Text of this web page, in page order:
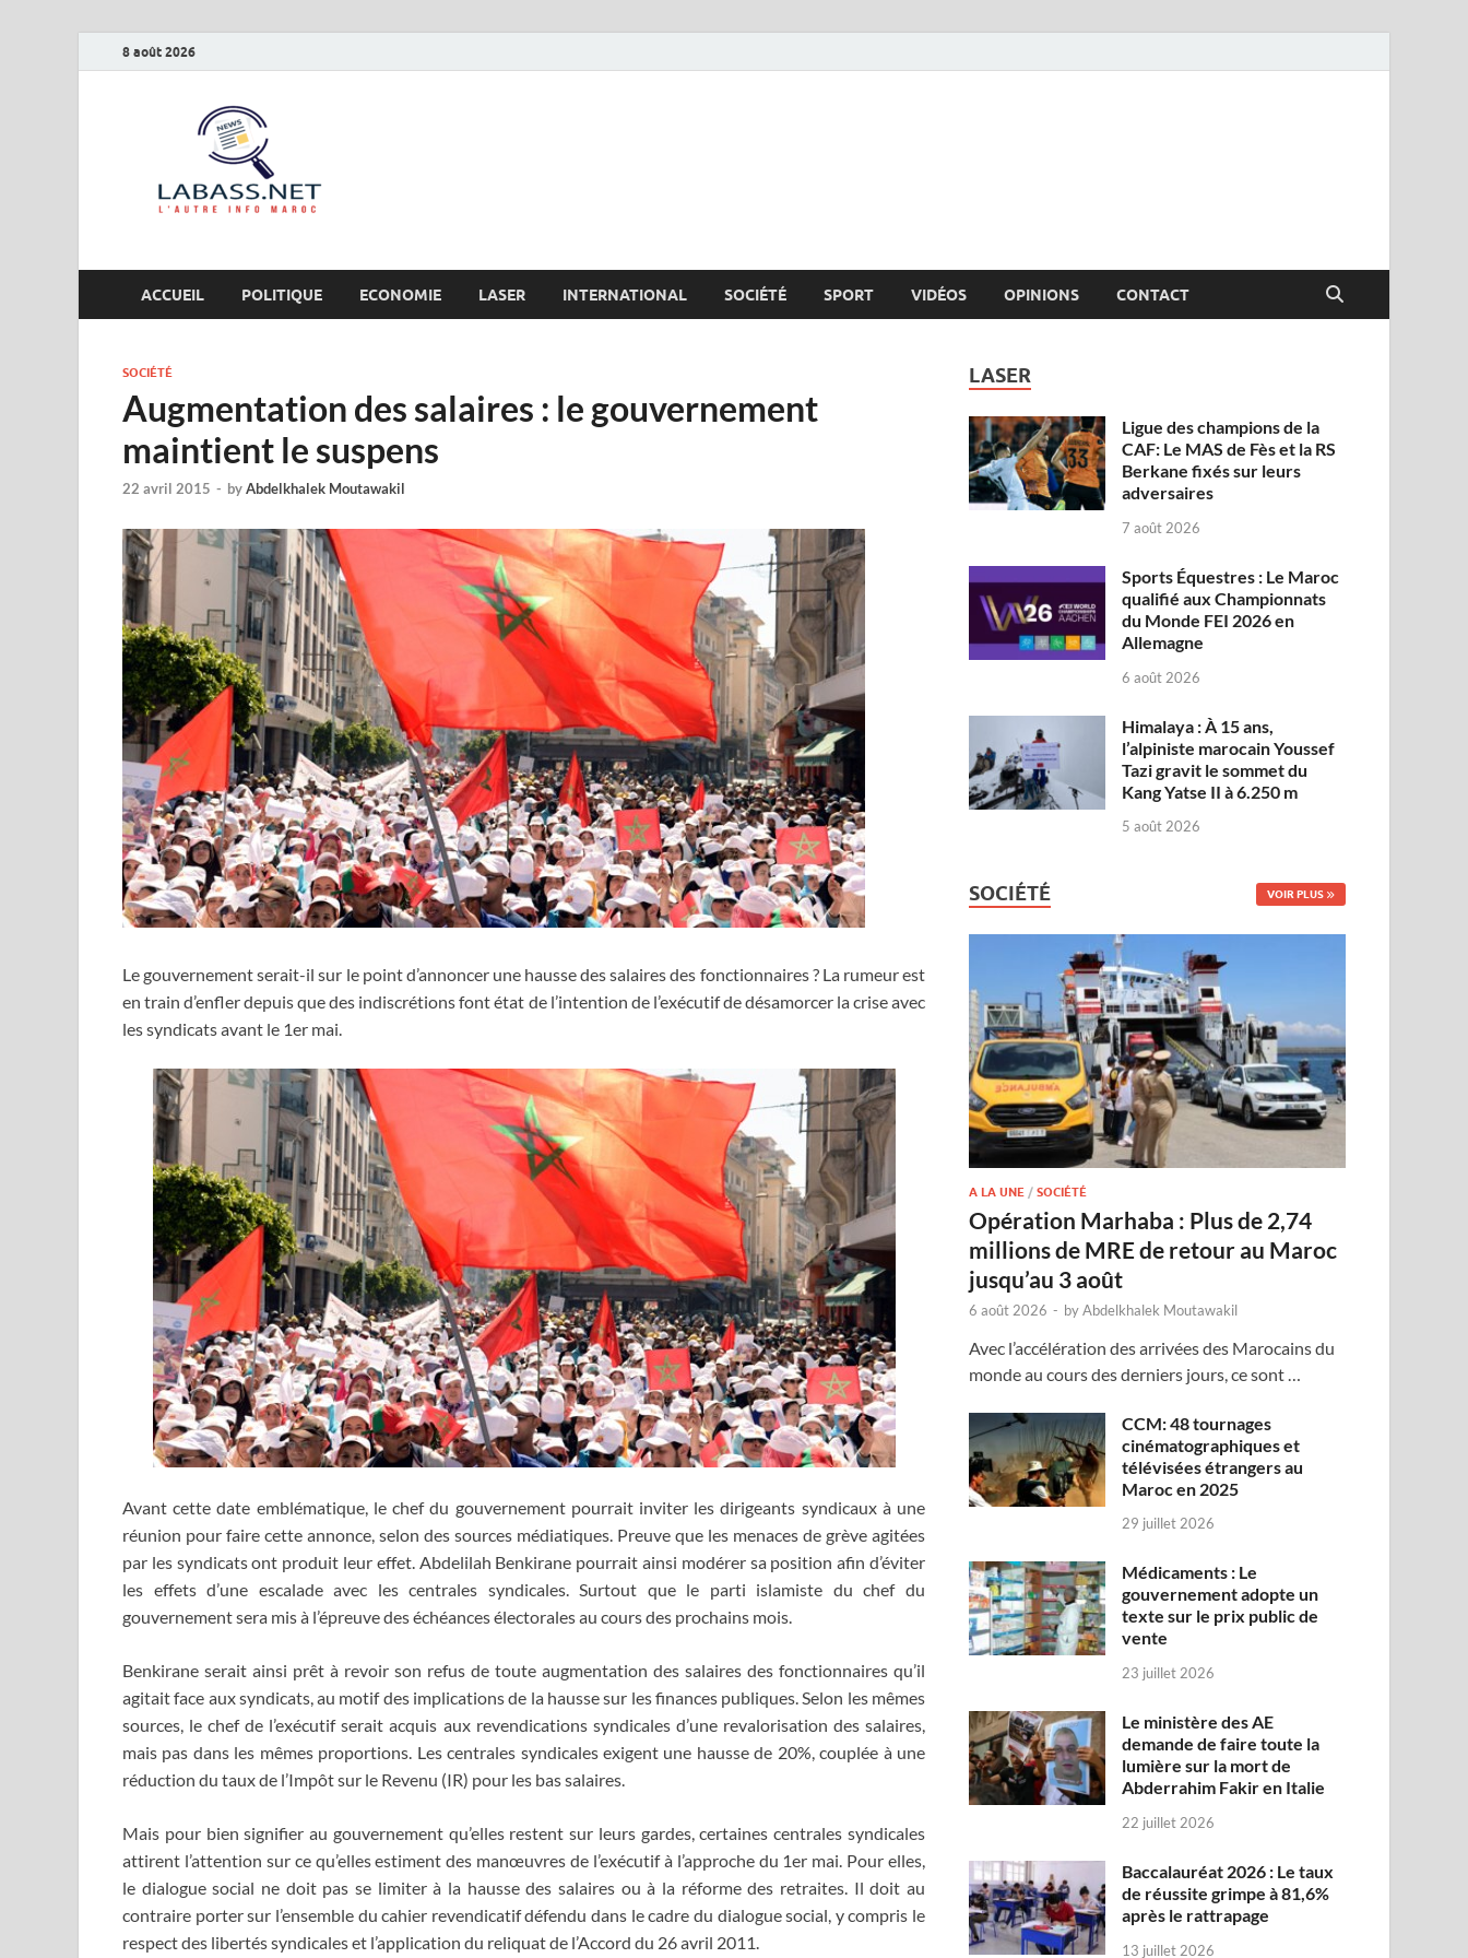
8 août 2026
ACCUEIL POLITIQUE ECONOMIE LASER INTERNATIONAL SOCIÉTÉ SPORT VIDÉOS OPINIONS CONTACT
SOCIÉTÉ
Augmentation des salaires : le gouvernement
maintient le suspens
22 avril 2015 - byAbdelkhalek Moutawakil
Le gouvernement serait-il sur le point d’annoncer une hausse des salaires des fonctionnaires ? La rumeur est
en train d’enfler depuis que des indiscrétions font état de l’intention de l’exécutif de désamorcer la crise avec
les syndicats avant le 1er mai.
Avant cette date emblématique, le chef du gouvernement pourrait inviter les dirigeants syndicaux à une
réunion pour faire cette annonce, selon des sources médiatiques. Preuve que les menaces de grève agitées
par les syndicats ont produit leur effet. Abdelilah Benkirane pourrait ainsi modérer sa position afin d’éviter
les effets d’une escalade avec les centrales syndicales. Surtout que le parti islamiste du chef du
gouvernement sera mis à l’épreuve des échéances électorales au cours des prochains mois.
Benkirane serait ainsi prêt à revoir son refus de toute augmentation des salaires des fonctionnaires qu’il
agitait face aux syndicats, au motif des implications de la hausse sur les finances publiques. Selon les mêmes
sources, le chef de l’exécutif serait acquis aux revendications syndicales d’une revalorisation des salaires,
mais pas dans les mêmes proportions. Les centrales syndicales exigent une hausse de 20%, couplée à une
réduction du taux de l’Impôt sur le Revenu (IR) pour les bas salaires.
Mais pour bien signifier au gouvernement qu’elles restent sur leurs gardes, certaines centrales syndicales
attirent l’attention sur ce qu’elles estiment des manœuvres de l’exécutif à l’approche du 1er mai. Pour elles,
le dialogue social ne doit pas se limiter à la hausse des salaires ou à la réforme des retraites. Il doit au
contraire porter sur l’ensemble du cahier revendicatif défendu dans le cadre du dialogue social, y compris le
respect des libertés syndicales et l’application du reliquat de l’Accord du 26 avril 2011.
LASER
Ligue des champions de la
CAF: Le MAS de Fès et la RS
Berkane fixés sur leurs
adversaires
7 août 2026
Sports Équestres : Le Maroc
qualifié aux Championnats
du Monde FEI 2026 en
Allemagne
6 août 2026
Himalaya : À 15 ans,
l’alpiniste marocain Youssef
Tazi gravit le sommet du
Kang Yatse II à 6.250 m
5 août 2026
SOCIÉTÉ VOIR PLUS
A LA UNE /SOCIÉTÉ
Opération Marhaba : Plus de 2,74
millions de MRE de retour au Maroc
jusqu’au 3 août
6 août 2026 - byAbdelkhalek Moutawakil
Avec l’accélération des arrivées des Marocains du
monde au cours des derniers jours, ce sont …
CCM: 48 tournages
cinématographiques et
télévisées étrangers au
Maroc en 2025
29 juillet 2026
Médicaments : Le
gouvernement adopte un
texte sur le prix public de
vente
23 juillet 2026
Le ministère des AE
demande de faire toute la
lumière sur la mort de
Abderrahim Fakir en Italie
22 juillet 2026
Baccalauréat 2026 : Le taux
de réussite grimpe à 81,6%
après le rattrapage
13 juillet 2026